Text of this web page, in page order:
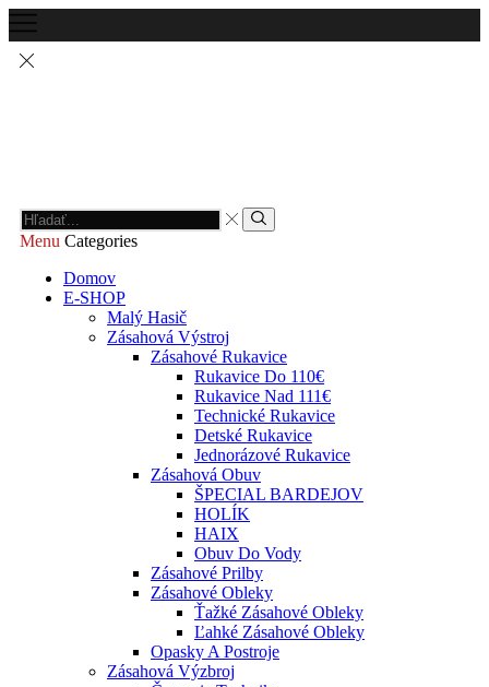
Menu Categories
Domov
E-SHOP
Malý Hasič
Zásahová Výstroj
Zásahové Rukavice
Rukavice Do 110€
Rukavice Nad 111€
Technické Rukavice
Detské Rukavice
Jednorázové Rukavice
Zásahová Obuv
ŠPECIAL BARDEJOV
HOLÍK
HAIX
Obuv Do Vody
Zásahové Prilby
Zásahové Obleky
Ťažké Zásahové Obleky
Ľahké Zásahové Obleky
Opasky A Postroje
Zásahová Výzbroj